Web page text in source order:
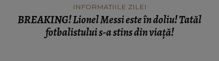
INFORMATIILE ZILEI
BREAKING! Lionel Messi este în doliu! Tatăl
fotbalistului s-a stins din viață!